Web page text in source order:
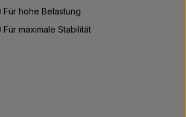
Für hohe Belastung
Für maximale Stabilität